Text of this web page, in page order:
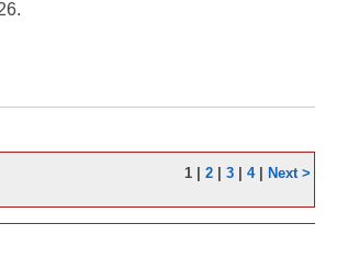
1 2 3 4 Next >